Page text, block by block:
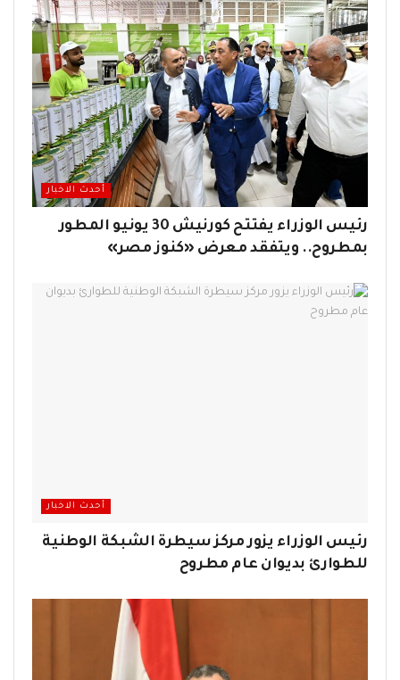
أحدث الاخبار
رئيس الوزراء يفتتح كورنيش 30 يونيو المطور
بمطروح.. ويتفقد معرض «كنوز مصر»
أحدث الاخبار
رئيس الوزراء يزور مركز سيطرة الشبكة الوطنية
للطوارئ بديوان عام مطروح